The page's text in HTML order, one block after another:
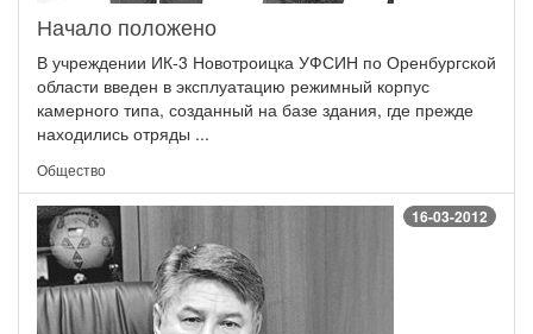
Начало положено
В учреждении ИК-3 Новотроицка УФСИН по Оренбургской
области введен в эксплуатацию режимный корпус
камерного типа, созданный на базе здания, где прежде
находились отряды ...
Общество
16-03-2012